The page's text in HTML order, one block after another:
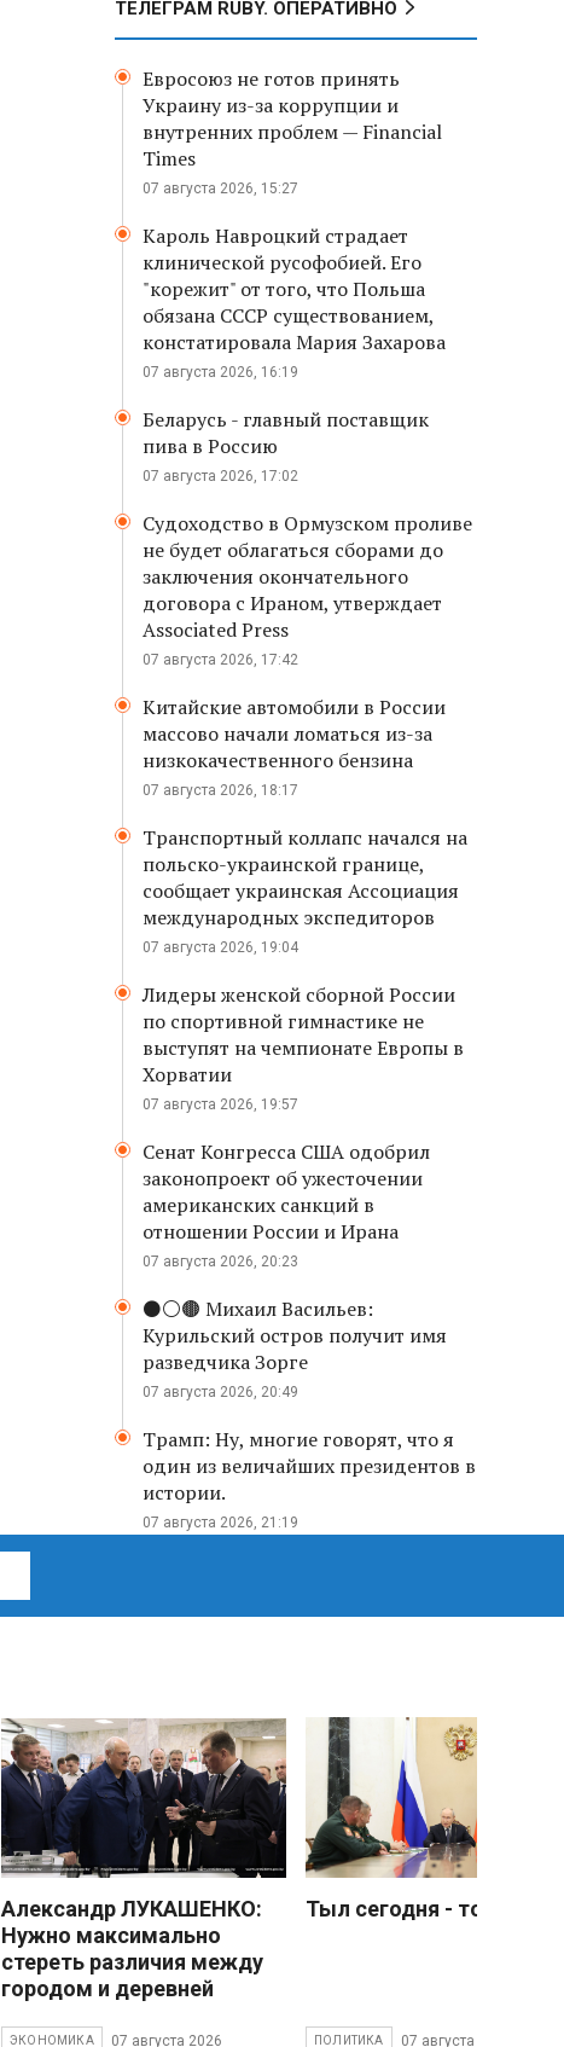
ТЕЛЕГРАМ RUBY. ОПЕРАТИВНО
Евросоюз не готов принять
Украину из-за коррупции и
внутренних проблем — Financial
Times
07 августа 2026, 15:27
Кароль Навроцкий страдает
клинической русофобией. Его
"корежит" от того, что Польша
обязана СССР существованием,
констатировала Мария Захарова
07 августа 2026, 16:19
Беларусь - главный поставщик
пива в Россию
07 августа 2026, 17:02
Судоходство в Ормузском проливе
не будет облагаться сборами до
заключения окончательного
договора с Ираном, утверждает
Associated Press
07 августа 2026, 17:42
Китайские автомобили в России
массово начали ломаться из-за
низкокачественного бензина
07 августа 2026, 18:17
Транспортный коллапс начался на
польско-украинской границе,
сообщает украинская Ассоциация
международных экспедиторов
07 августа 2026, 19:04
Лидеры женской сборной России
по спортивной гимнастике не
выступят на чемпионате Европы в
Хорватии
07 августа 2026, 19:57
Сенат Конгресса США одобрил
законопроект об ужесточении
американских санкций в
отношении России и Ирана
07 августа 2026, 20:23
⚫️⚪️🟤 Михаил Васильев:
Курильский остров получит имя
разведчика Зорге
07 августа 2026, 20:49
Трамп: Ну, многие говорят, что я
один из величайших президентов в
истории.
07 августа 2026, 21:19
Александр ЛУКАШЕНКО:
Нужно максимально
стереть различия между
городом и деревней
ЭКОНОМИКА 07 августа 2026
Тыл сегодня - тоже
ПОЛИТИКА 07 августа 2026